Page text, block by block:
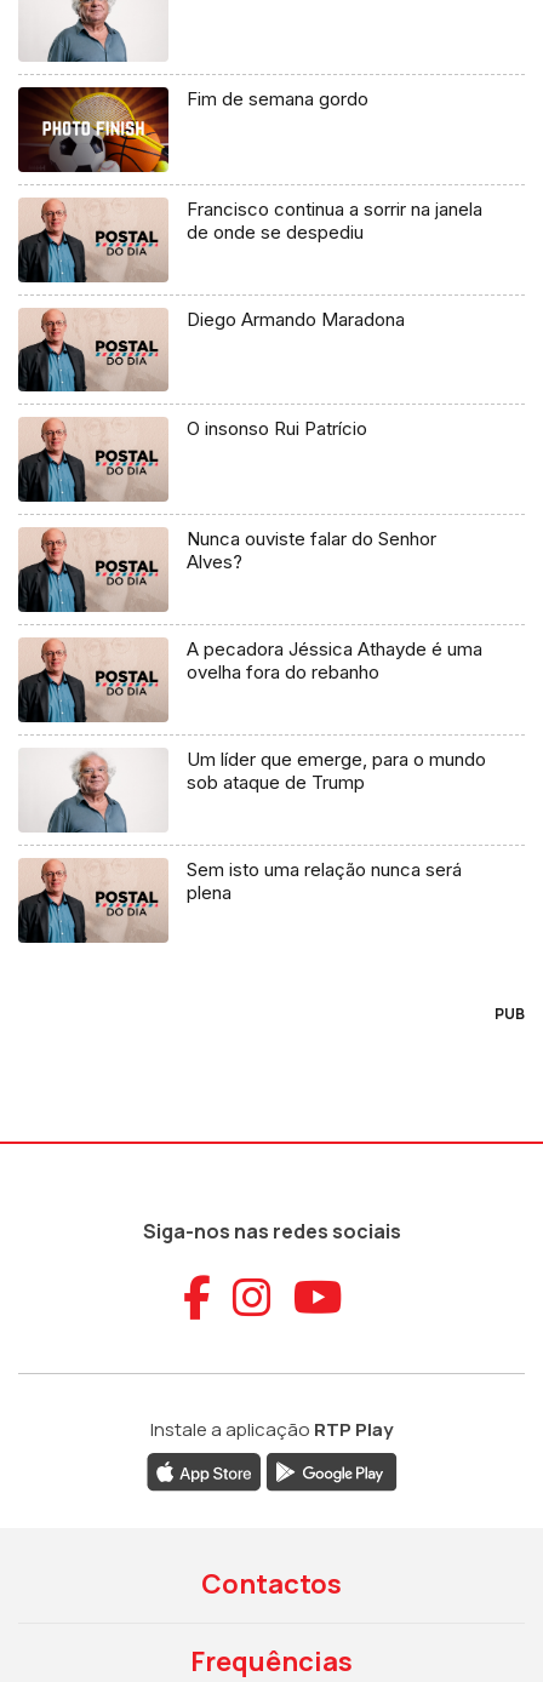
Fim de semana gordo
Francisco continua a sorrir na janela
de onde se despediu
Diego Armando Maradona
O insonso Rui Patrício
Nunca ouviste falar do Senhor
Alves?
A pecadora Jéssica Athayde é uma
ovelha fora do rebanho
Um líder que emerge, para o mundo
sob ataque de Trump
Sem isto uma relação nunca será
plena
PUB
Siga-nos nas redes sociais
Aceder ao
Aceder ao
Aceder
Instale a aplicação RTP Play
Contactos
Frequências